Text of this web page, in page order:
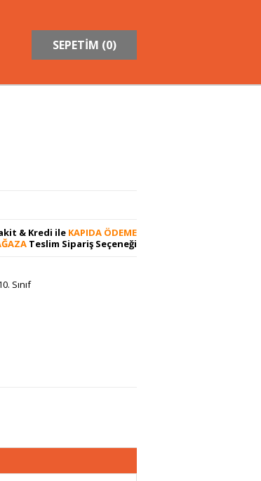
SEPETİM (0)
& Kredi ile KAPIDA ÖDEME
Teslim Sipariş Seçeneği
Sınıf